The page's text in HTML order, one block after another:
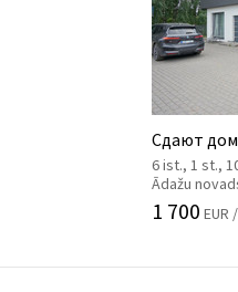
Сдают дом
6 ist., 1 st.,
Ādažu
1 700 EUR